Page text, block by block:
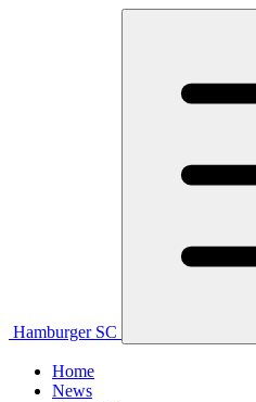
Hamburger SC
Home
News